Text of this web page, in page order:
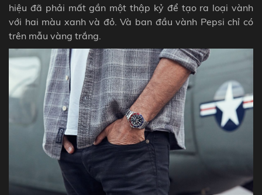
hiệu đã phải mất gần một thập kỷ để tạo ra loại vành
với hai màu xanh và đỏ. Và ban đầu vành Pepsi chỉ có
trên mẫu vàng trắng.